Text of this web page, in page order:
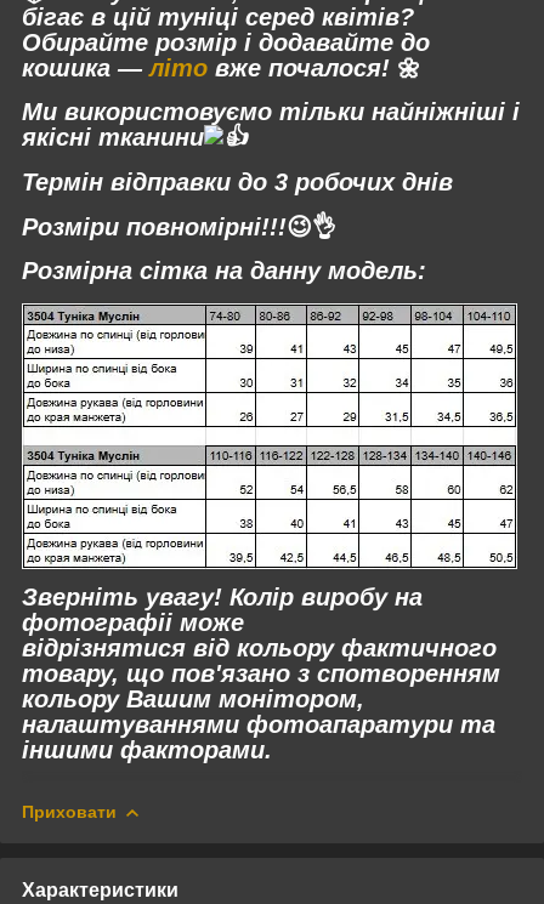
бігає в цій туніці серед квітів?
Обирайте розмір і додавайте до
кошика —літо вже почалося! 🌼
Ми використовуємо тільки найніжніші і
якісні тканини
Термін відправки до 3 робочих днів
Розміри повномірні!!!😉👌
Розмірна сітка на данну модель:
Зверніть увагу! Колір виробу на
фотографіі може
відрізнятися від кольору фактичного
товару, що пов'язано з спотворенням
кольору Вашим монітором,
налаштуваннями фотоапаратури та
іншими факторами.
Приховати
Характеристики